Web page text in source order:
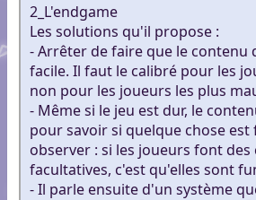
2_L'endgame
Les solutions qu'il propose :
- Arrêter de faire que le contenu
facile. Il faut le calibré pour les
non pour les joueurs les plus
- Même si le jeu est dur, le
pour savoir si quelque chose
observer : si les joueurs font des
facultatives, c'est qu'elles sont
- Il parle ensuite d'un système